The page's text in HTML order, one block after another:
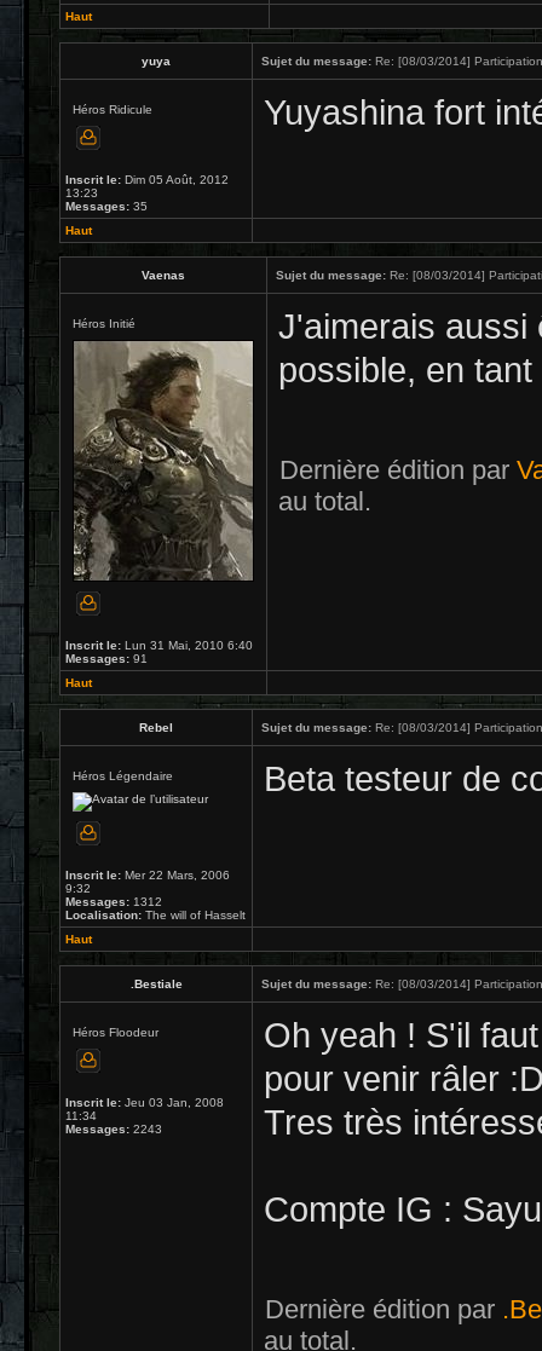
Haut
yuya Sujet du message: Re: [08/03/2014]
Héros Ridicule
Inscrit le: Dim 05 Août, 2012
13:23
Messages: 35
Yuyashina fort
Haut
Vaenas Sujet du message: Re: [08/03/2014]
Héros Initié
Inscrit le: Lun 31 Mai, 2010 6:40
Messages: 91
J'aimerais aussi
possible, en
Dernière édition par
au total.
Haut
Rebel Sujet du message: Re: [08/03/2014]
Héros Légendaire
Inscrit le: Mer 22 Mars, 2006
9:32
Messages: 1312
Localisation: The will of Hasselt
Beta testeur de
Haut
.Bestiale Sujet du message: Re: [08/03/2014]
Héros Floodeur
Inscrit le: Jeu 03 Jan, 2008
11:34
Messages: 2243
Oh yeah ! S'il
pour venir râler
Tres très
Compte IG :
Dernière édition par
au total.